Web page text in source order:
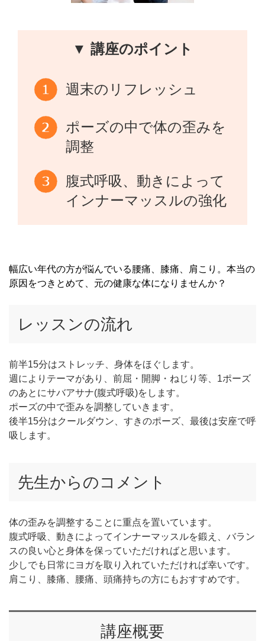
▼ 講座のポイント
週末のリフレッシュ
ポーズの中で体の歪みを
調整
腹式呼吸、動きによって
インナーマッスルの強化
幅広い年代の方が悩んでいる腰痛、膝痛、肩こり。本当の
原因をつきとめて、元の健康な体になりませんか？
レッスンの流れ
前半15分はストレッチ、身体をほぐします。
週によりテーマがあり、前屈・開脚・ねじり等、1ポーズ
のあとにサバアサナ(腹式呼吸)をします。
ポーズの中で歪みを調整していきます。
後半15分はクールダウン、すきのポーズ、最後は安座で呼
吸します。
先生からのコメント
体の歪みを調整することに重点を置いています。
腹式呼吸、動きによってインナーマッスルを鍛え、バラン
スの良い心と身体を保っていただければと思います。
少しでも日常にヨガを取り入れていただければ幸いです。
肩こり、膝痛、腰痛、頭痛持ちの方にもおすすめです。
講座概要